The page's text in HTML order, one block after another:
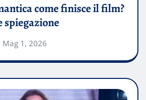
come finisce il film?
spiegazione
Mag 1, 2026